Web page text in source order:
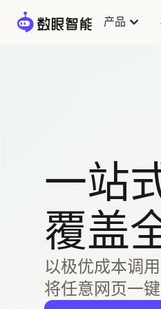
产品
一站
覆盖
以极优成本调
将任意网页一